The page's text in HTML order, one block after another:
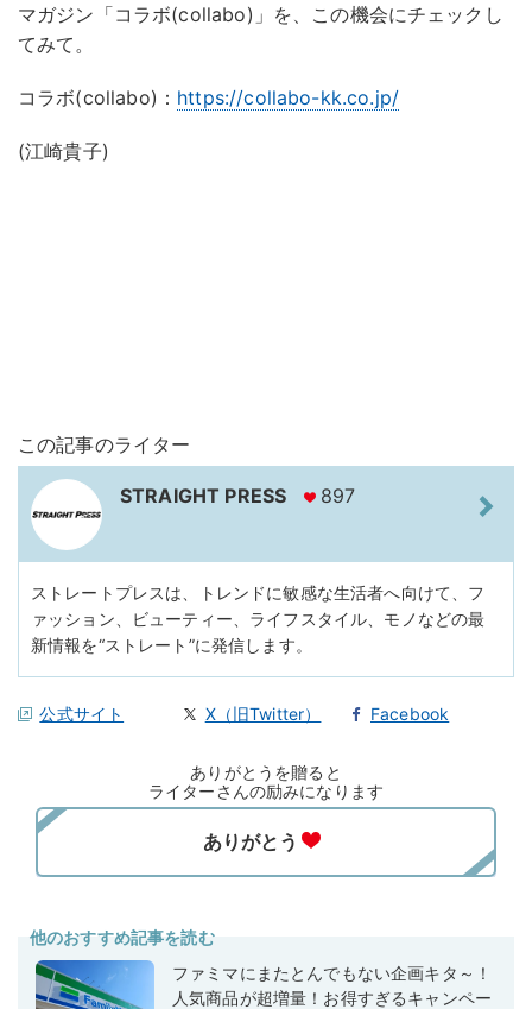
マガジン「コラボ(collabo)」を、この機会にチェックし
てみて。
コラボ(collabo)： https://collabo-kk.co.jp/
(江崎貴子)
この記事のライター
STRAIGHT PRESS 897
ストレートプレスは、トレンドに敏感な生活者へ向けて、フ
ァッション、ビューティー、ライフスタイル、モノなどの最
新情報を“ストレート”に発信します。
公式サイト X（旧Twitter） Facebook
ありがとうを贈ると
ライターさんの励みになります
他のおすすめ記事を読む
ファミマにまたとんでもない企画キタ～！
人気商品が超増量！お得すぎるキャンペー